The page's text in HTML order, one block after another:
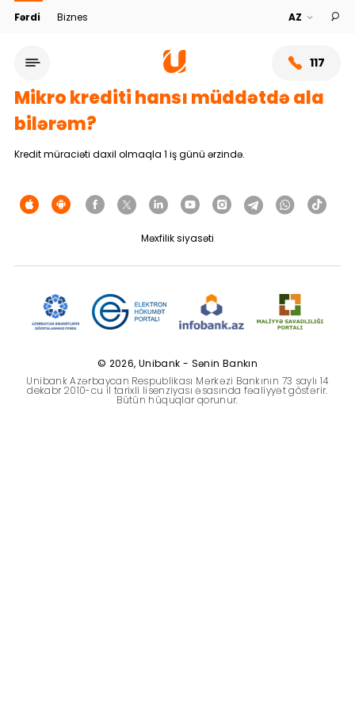
Fərdi Biznes
117
Bank haqqında
Dayanıqlılıq
Keşbek
Mikro krediti hansı müddətdə ala
bilərəm?
Kredit müraciəti daxil olmaqla 1 iş günü ərzində.
Məxfilik siyasəti
© 2026, Unibank - Sənin Bankın
Unibank Azərbaycan Respublikası Mərkəzi Bankının 73 saylı 14
dekabr 2010-cu il tarixli lisenziyası əsasında fəaliyyət göstərir.
Bütün hüquqlar qorunur.